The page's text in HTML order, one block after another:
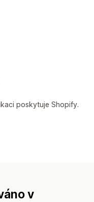
poskytuje Shopify.
v